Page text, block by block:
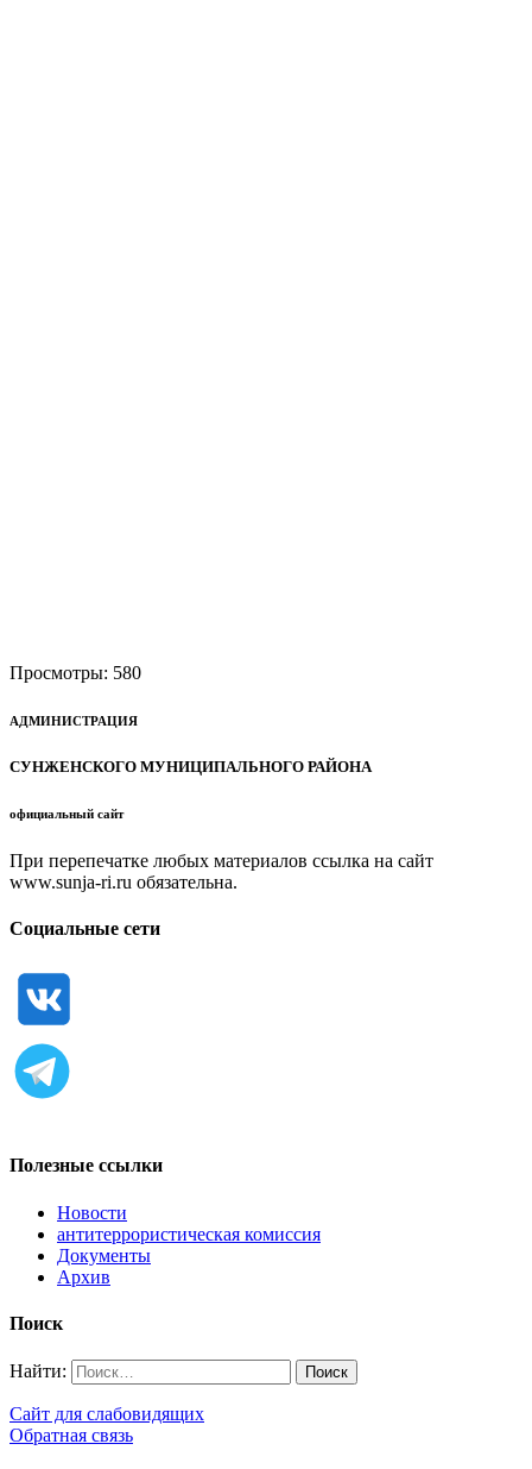
Просмотры: 580
АДМИНИСТРАЦИЯ
СУНЖЕНСКОГО МУНИЦИПАЛЬНОГО РАЙОНА
официальный сайт
При перепечатке любых материалов ссылка на сайт
www.sunja-ri.ru обязательна.
Социальные сети
Полезные ссылки
Новости
антитеррористическая комиссия
Документы
Архив
Поиск
Найти:
Сайт для слабовидящих
Обратная связь